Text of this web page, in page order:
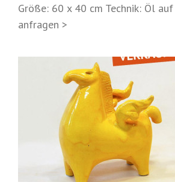
Größe: 60 x 40 cm Technik: Öl
anfragen >